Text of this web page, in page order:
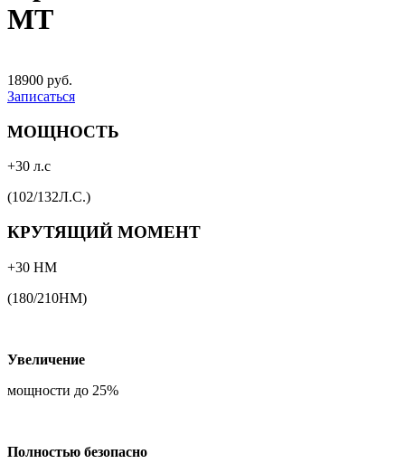
MT
18900 руб.
Записаться
МОЩНОСТЬ
+30 л.с
(102/132Л.С.)
КРУТЯЩИЙ МОМЕНТ
+30 НМ
(180/210НМ)
Увеличение
мощности до 25%
Полностью безопасно